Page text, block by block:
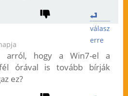
válasz
erre
arról, hogy a Win7-el a
órával is tovább bírják
ez?